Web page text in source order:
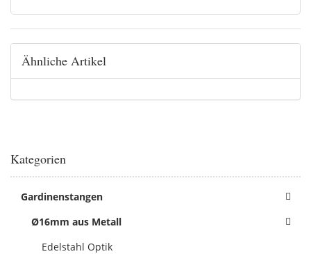
Ähnliche Artikel
Kategorien
Gardinenstangen
Ø16mm aus Metall
Edelstahl Optik